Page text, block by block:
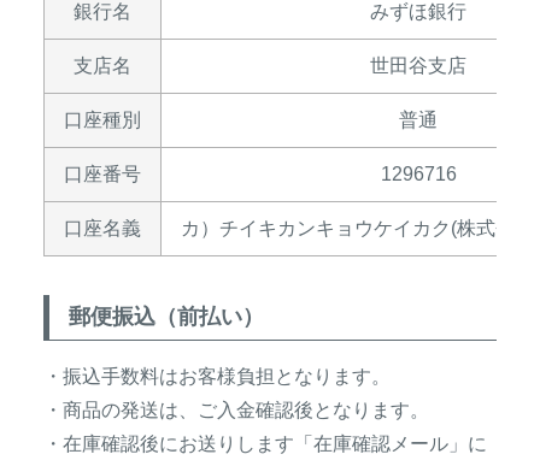
銀行名 みずほ銀行
支店名 世田谷支店
口座種別 普通
口座番号 1296716
口座名義 カ）チイキカンキョウケイカク(株式会
郵便振込（前払い）
・振込手数料はお客様負担となります。
・商品の発送は、ご入金確認後となります。
・在庫確認後にお送りします「在庫確認メール」に